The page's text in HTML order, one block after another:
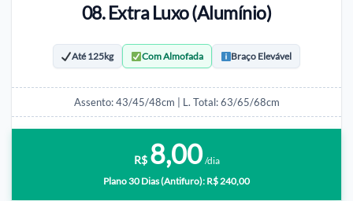
08. Extra Luxo (Alumínio)
Até 125kg Com Almofada Braço Elevável
Assento: 43/45/48cm | L. Total: 63/65/68cm
R$ 8,00 /dia
Plano 30 Dias (Antifuro): R$ 240,00